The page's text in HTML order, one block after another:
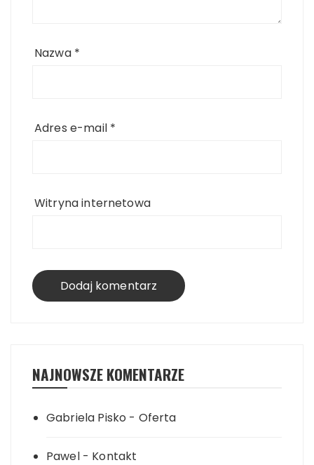
Nazwa *
Adres e-mail *
Witryna internetowa
NAJNOWSZE KOMENTARZE
Gabriela Pisko - Oferta
Pawel- Kontakt